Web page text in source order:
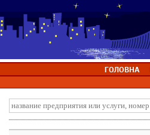
ГОЛОВНА